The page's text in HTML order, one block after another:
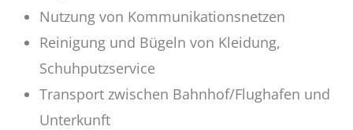
Nutzung von Kommunikationsnetzen
Reinigung und Bügeln von Kleidung,
Schuhputzservice
Transport zwischen Bahnhof/Flughafen und
Unterkunft